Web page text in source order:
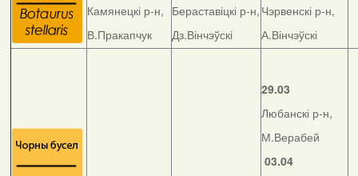
Камянецкі р-н,
В.Пракапчук
Бераставіцкі р-н,
Дз.Вінчэўскі
Чэрвенскі р-н,
А.Вінчэўскі
29.03
Любанскі р-н,
М.Верабей
03.04